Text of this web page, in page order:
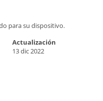
para su dispositivo.
Actualización
13 dic 2022